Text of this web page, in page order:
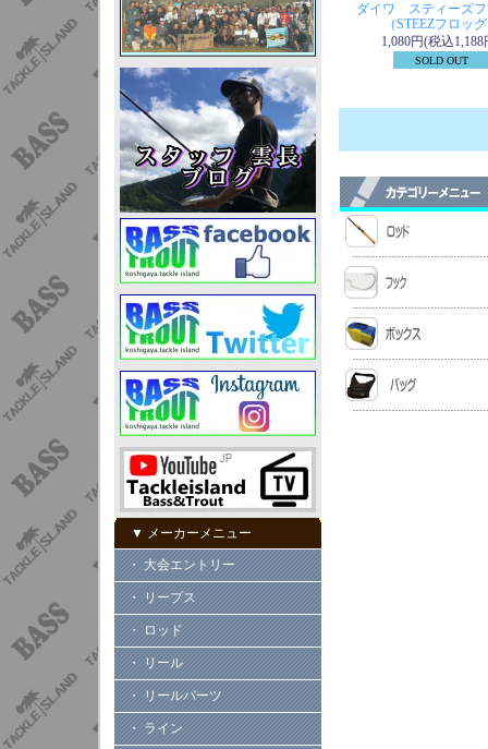
▼ メーカーメニュー
・ 大会エントリー
・ リープス
・ ロッド
・ リール
・ リールパーツ
・ ライン
ダイワ スティーズフ
（STEEZフロッ
1,080円(税込1,188
SOLD OUT